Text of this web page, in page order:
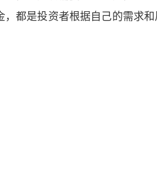
都是投资者根据自己的需求